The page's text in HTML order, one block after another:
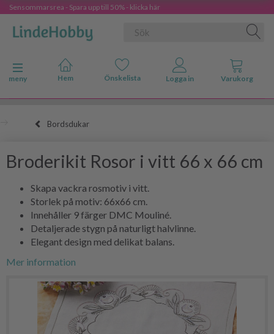
Sensommarsrea - Spara upp till 50% - klicka här
Ändra navigering
meny
Bordsdukar
Broderikit Rosor i vitt 66 x 66 cm
Skapa vackra rosmotiv i vitt.
Storlek på motiv: 66x66 cm.
Innehåller 9 färger DMC Mouliné.
Detaljerade stygn på naturligt halvlinne.
Elegant design med delikat balans.
Mer information